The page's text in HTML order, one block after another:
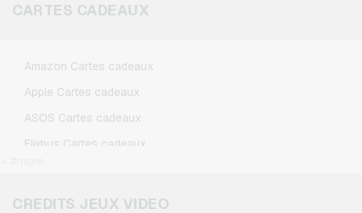
CARTES CADEAUX
Amazon Cartes cadeaux
Apple Cartes cadeaux
ASOS Cartes cadeaux
Flixbus Cartes cadeaux
Google Play Cartes cadeaux
CREDITS JEUX VIDEO